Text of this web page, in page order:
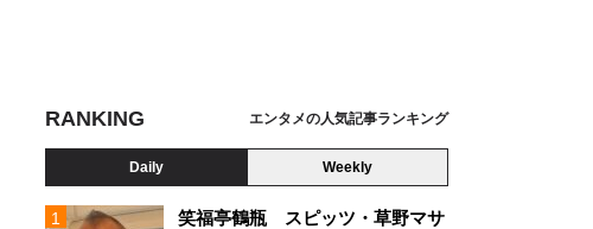
RANKING エンタメの人気記事ランキング
Daily Weekly
笑福亭鶴瓶 スピッツ・草野マサ